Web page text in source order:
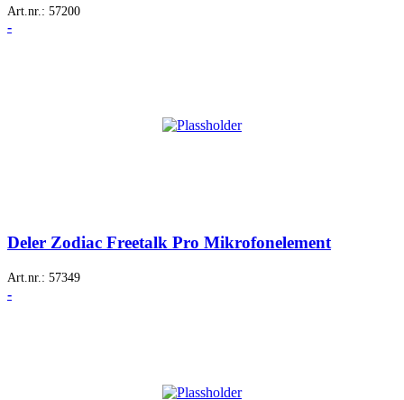
Art.nr.: 57200
-
Deler Zodiac Freetalk Pro Mikrofonelement
Art.nr.: 57349
-